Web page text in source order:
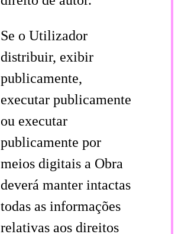
Se o Utilizador
distribuir, exibir
publicamente,
executar publicamente
ou executar
publicamente por
meios digitais a Obra
deverá manter intactas
todas as informações
relativas aos direitos